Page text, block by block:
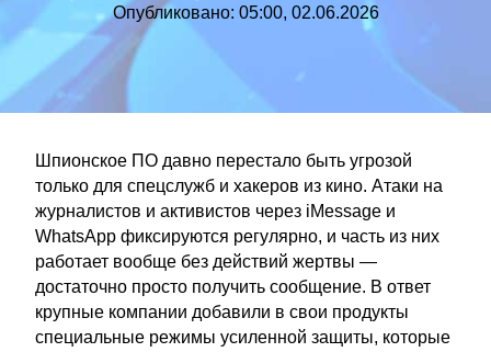
Опубликовано: 05:00, 02.06.2026
Шпионское ПО давно перестало быть угрозой
только для спецслужб и хакеров из кино. Атаки на
журналистов и активистов через iMessage и
WhatsApp фиксируются регулярно, и часть из них
работает вообще без действий жертвы —
достаточно просто получить сообщение. В ответ
крупные компании добавили в свои продукты
специальные режимы усиленной защиты, которые
Рубрики»
Контакт»